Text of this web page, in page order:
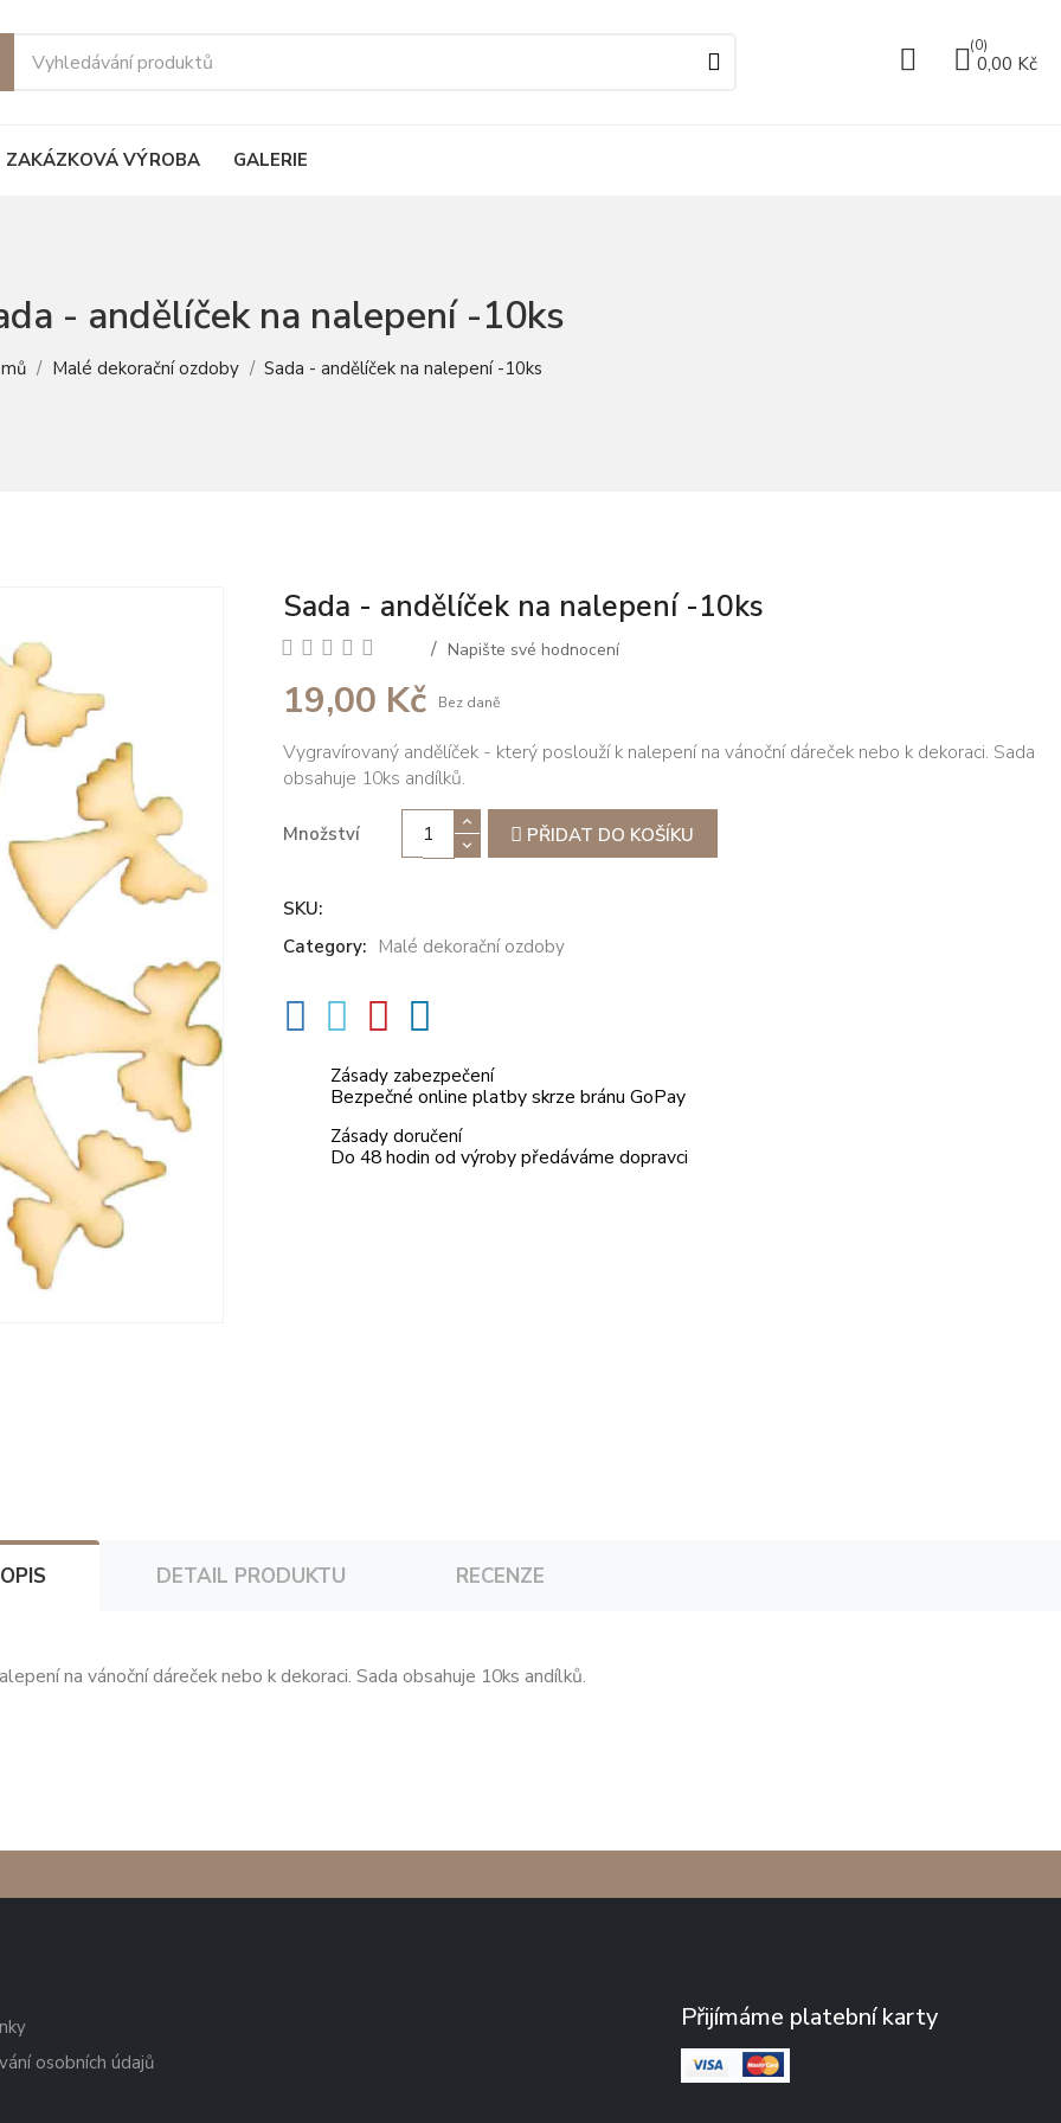
0,00 Kč
(0)
ZAKÁZKOVÁ VÝROBA GALERIE
- andělíček na nalepení -10ks
Malé dekorační ozdoby Sada - andělíček na nalepení -10ks
Sada - andělíček na nalepení -10ks
Napište své hodnocení
19,00 Kč Bez daně
Vygravírovaný andělíček - který poslouží k nalepení na vánoční dáreček nebo k dekoraci. Sada
obsahuje 10ks andílků.
Množství PŘIDAT DO KOŠÍKU
SKU:
Category: Malé dekorační ozdoby
Zásady zabezpečení
Bezpečné online platby skrze bránu GoPay
Zásady doručení
Do 48 hodin od výroby předáváme dopravci
DETAIL PRODUKTU RECENZE
na vánoční dáreček nebo k dekoraci. Sada obsahuje 10ks andílků.
osobních údajů
Přijímáme platební karty